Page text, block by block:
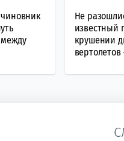
Не
известный
крушении